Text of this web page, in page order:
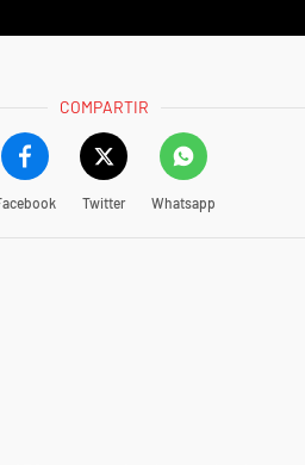
COMPARTIR
Twitter Whatsapp